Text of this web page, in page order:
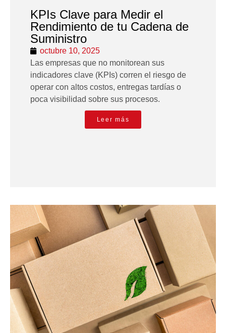
KPIs Clave para Medir el
Rendimiento de tu Cadena de
Suministro
octubre 10, 2025
Las empresas que no monitorean sus
indicadores clave (KPIs) corren el riesgo de
operar con altos costos, entregas tardías o
poca visibilidad sobre sus procesos.
Leer más